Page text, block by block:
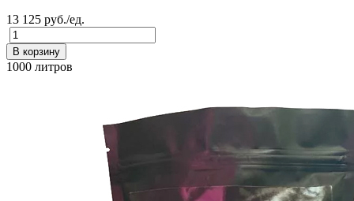
13 125 руб./ед.
В корзину
1000 литров